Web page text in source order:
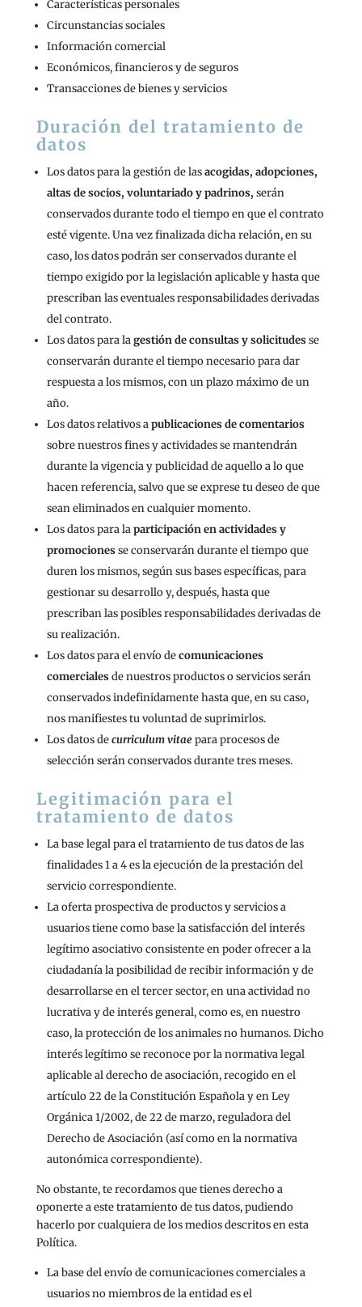
Características personales
Circunstancias sociales
Información comercial
Económicos, financieros y de seguros
Transacciones de bienes y servicios
Duración del tratamiento de
datos
Los datos para la gestión de lasacogidas, adopciones,
altas de socios, voluntariado y padrinos, serán
conservados durante todo el tiempo en que el contrato
esté vigente. Una vez finalizada dicha relación, en su
caso, los datos podrán ser conservados durante el
tiempo exigido por la legislación aplicable y hasta que
prescriban las eventuales responsabilidades derivadas
del contrato.
Los datos para lagestión de consultas y solicitudesse
conservarán durante el tiempo necesario para dar
respuesta a los mismos, con un plazo máximo de un
año.
Los datos relativos apublicaciones de comentarios
sobre nuestros fines y actividades se mantendrán
durante la vigencia y publicidad de aquello a lo que
hacen referencia, salvo que se exprese tu deseo de que
sean eliminados en cualquier momento.
Los datos para laparticipación en actividades y
promocionesse conservarán durante el tiempo que
duren los mismos, según sus bases específicas, para
gestionar su desarrollo y, después, hasta que
prescriban las posibles responsabilidades derivadas de
su realización.
Los datos para el envío decomunicaciones
comercialesde nuestros productos o servicios serán
conservados indefinidamente hasta que, en su caso,
nos manifiestes tu voluntad de suprimirlos.
Los datos decurriculum vitaepara procesos de
selección serán conservados durante tres meses.
Legitimación para el
tratamiento de datos
La base legal para el tratamiento de tus datos de las
finalidades 1 a 4 es la ejecución de la prestación del
servicio correspondiente.
La oferta prospectiva de productos y servicios a
usuarios tiene como base la satisfacción del interés
legítimo asociativo consistente en poder ofrecer a la
ciudadanía la posibilidad de recibir información y de
desarrollarse en el tercer sector, en una actividad no
lucrativa y de interés general, como es, en nuestro
caso, la protección de los animales no humanos. Dicho
interés legítimo se reconoce por la normativa legal
aplicable al derecho de asociación, recogido en el
artículo 22 de la Constitución Española y en Ley
Orgánica 1/2002, de 22 de marzo, reguladora del
Derecho de Asociación (así como en la normativa
autonómica correspondiente).
No obstante, te recordamos que tienes derecho a
oponerte a este tratamiento de tus datos, pudiendo
hacerlo por cualquiera de los medios descritos en esta
Política.
La base del envío de comunicaciones comerciales a
usuarios no miembros de la entidad es el